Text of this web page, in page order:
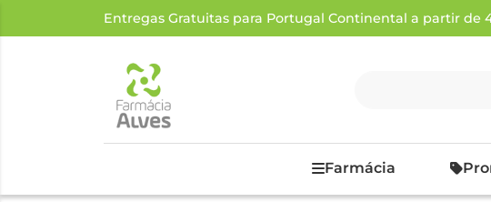
Entregas Gratuitas para Portugal Continental a partir
Farmácia